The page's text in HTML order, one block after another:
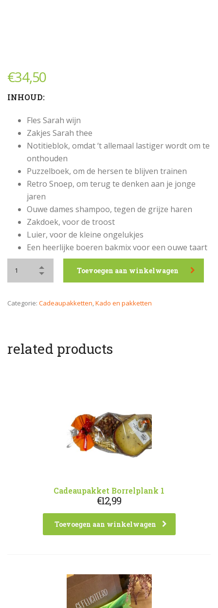
€34,50
INHOUD:
Fles Sarah wijn
Zakjes Sarah thee
Notitieblok, omdat ‘t allemaal lastiger wordt om te
onthouden
Puzzelboek, om de hersen te blijven trainen
Retro Snoep, om terug te denken aan je jonge
jaren
Ouwe dames shampoo, tegen de grijze haren
Zakdoek, voor de troost
Luier, voor de kleine ongelukjes
Een heerlijke boeren bakmix voor een ouwe taart
Toevoegen aan winkelwagen
Categorie: Cadeaupakketten,Kado en pakketten
related products
Cadeaupakket Borrelplank 1
€12,99
Toevoegen aan winkelwagen